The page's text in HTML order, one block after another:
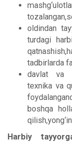
oldindan
turdagi
tadbirlarda
davlat va
texnika va
boshqa
Harbiy